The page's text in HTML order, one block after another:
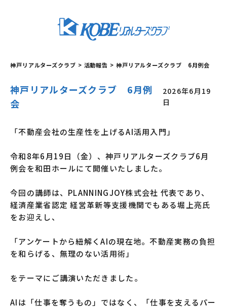
神戸リアルターズクラブ > 活動報告 > 神戸リアルターズクラブ 6月例会
神戸リアルターズクラブ 6月例
会
2026年6月19
日
「不動産会社の生産性を上げるAI活用入門」
令和8年6月19日（金）、神戸リアルターズクラブ6月
例会を和田ホールにて開催いたしました。
今回の講師は、PLANNINGJOY株式会社 代表であり、
経済産業省認定 経営革新等支援機関でもある堀上亮氏
をお迎えし、
「アンケートから紐解くAIの現在地。不動産実務の負担
を和らげる、無理のない活用術」
をテーマにご講演いただきました。
AIは「仕事を奪うもの」ではなく、「仕事を支えるパー